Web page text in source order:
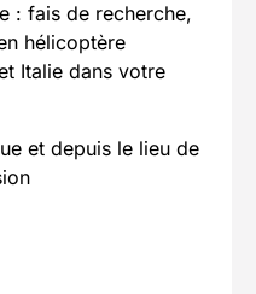
: fais de recherche,
hélicoptère
Italie dans votre
et depuis le lieu de